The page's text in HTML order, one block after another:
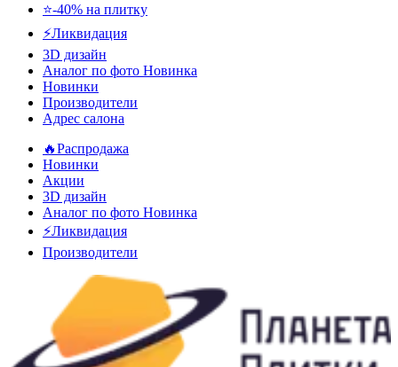
⭐-40% на плитку
⚡️Ликвидация
3D дизайн
Аналог по фото Новинка
Новинки
Производители
Адрес салона
🔥Распродажа
Новинки
Акции
3D дизайн
Аналог по фото Новинка
⚡Ликвидация
Производители